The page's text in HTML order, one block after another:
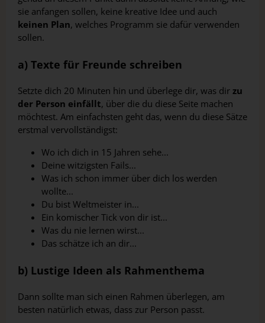
sie anfangen sollen, keine kreative Idee und auch
keinen Plan, welches Programm sie dafür verwenden
sollen.
a) Texte für Freunde schreiben
Setzte dich 20 Minuten hin und überlege dir, was dir zu
der Person einfällt, über die du diese Seite machen
möchtest. Am einfachsten geht das, wenn du diese Sätze
erstmal vervollständigst:
Wo ich dich in 15 Jahren sehe...
Deine witzigsten Fails...
Was ich schon immer über dich los werden
wollte...
Du bist Weltmeister in...
Ein komischer Tick von dir ist...
Was du nie lernen wirst...
Das schätze ich an dir...
b) Lustige Ideen als Rahmenthema
Dann sollte man sich einen Rahmen überlegen, am
besten natürlich etwas, dass zur Person passt.